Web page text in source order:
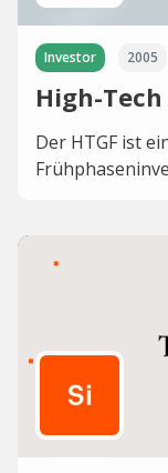
Investor 2005
High-
Der HTGF ist